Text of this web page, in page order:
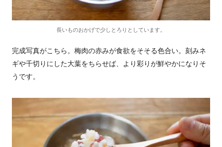
長いものおかげで少しとろりとしています。
完成写真がこちら。梅肉の赤みが食欲をそそる色合い。刻みネ
ギや千切りにした大葉をちらせば、より彩りが鮮やかになりそ
うです。